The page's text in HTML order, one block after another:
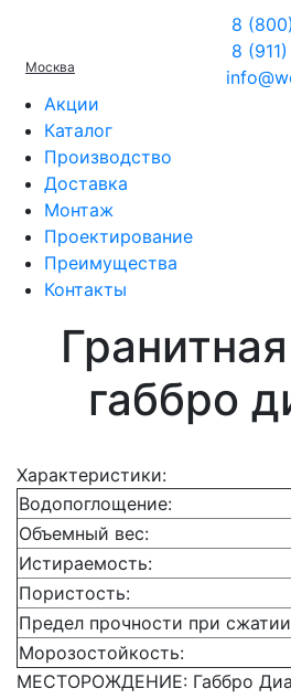
Москва
8
8
Акции
Каталог
Производство
Доставка
Монтаж
Проектирование
Преимущества
Контакты
габбро
Характеристики:
Водопоглощение:
Объемный вес:
Истираемость:
Пористость:
Предел прочности при
Морозостойкость:
МЕСТОРОЖДЕНИЕ: Габбро